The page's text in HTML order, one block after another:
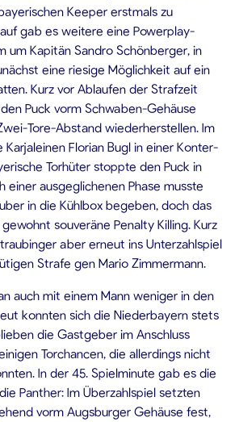
Keeper erstmals zu
gab es weitere eine Powerplay-
um Kapitän Sandro Schönberger, in
eine riesige Möglichkeit auf ein
Kurz vor Ablaufen der Strafzeit
Puck vorm Schwaben-Gehäuse
Tore-Abstand wiederherstellen. Im
Florian Bugl in einer Konter-
Torhüter stoppte den Puck in
einer ausgeglichenen Phase musste
in die Kühlbox begeben, doch das
souveräne Penalty Killing. Kurz
aber erneut ins Unterzahlspiel
Strafe gen Mario Zimmermann.
auch mit einem Mann weniger in den
konnten sich die Niederbayern stets
die Gastgeber im Anschluss
Torchancen, die allerdings nicht
In der 45. Spielminute gab es die
Panther: Im Überzahlspiel setzten
vorm Augsburger Gehäuse fest,